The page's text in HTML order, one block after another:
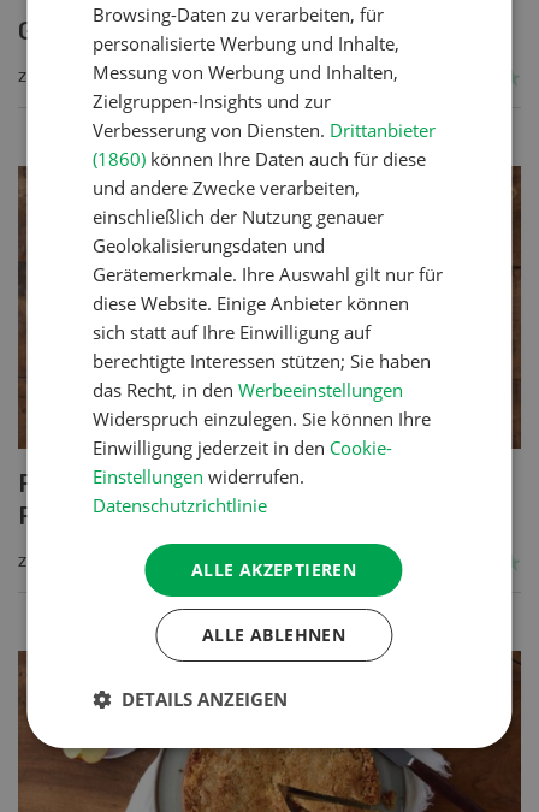
Getreide-Gemüseauflauf
ZUM REZEPT
Poulet mit Spinat-Dörrtomaten-
Rahmsauce
ZUM REZEPT
Browsing-Daten zu verarbeiten, für
personalisierte Werbung und Inhalte,
Messung von Werbung und Inhalten,
Zielgruppen-Insights und zur
Verbesserung von Diensten. Drittanbieter
(1860) können Ihre Daten auch für diese
und andere Zwecke verarbeiten,
einschließlich der Nutzung genauer
Geolokalisierungsdaten und
Gerätemerkmale. Ihre Auswahl gilt nur für
diese Website. Einige Anbieter können
sich statt auf Ihre Einwilligung auf
berechtigte Interessen stützen; Sie haben
das Recht, in denWerbeeinstellungen
Widerspruch einzulegen. Sie können Ihre
Einwilligung jederzeit in den Cookie-
Einstellungen widerrufen.
Datenschutzrichtlinie
ALLE AKZEPTIEREN
ALLE ABLEHNEN
DETAILS ANZEIGEN